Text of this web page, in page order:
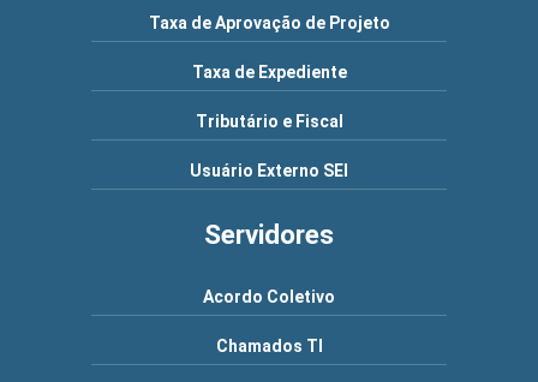
Taxa de Aprovação de Projeto
Taxa de Expediente
Tributário e Fiscal
Usuário Externo SEI
Servidores
Acordo Coletivo
Chamados TI